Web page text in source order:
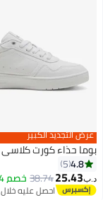
عرض التجديد الكبير
بوما حذاء كورت كلاسي
4.8
5
د.ب‏25.43
38.74خصم 34%
احصل عليه خلال